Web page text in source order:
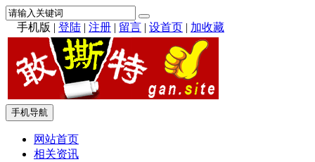
手机版 | 登陆 | 注册 | 留言 | 设首页 | 加收藏
手机导航
网站首页
相关资讯